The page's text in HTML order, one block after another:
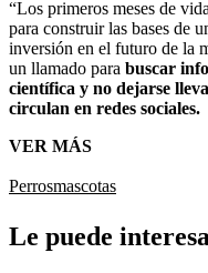
“Los primeros meses de
para construir las bases de
inversión en el futuro de la
un llamado para buscar
científica y no dejarse
circulan en redes sociales.
VER MÁS
Perrosmascotas
Le puede